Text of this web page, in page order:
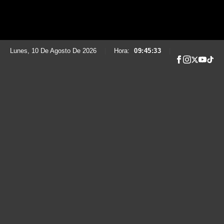
Lunes, 10 De Agosto De 2026 Hora: 09:45:34